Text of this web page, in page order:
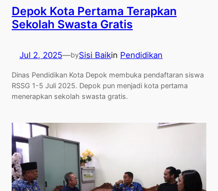
Depok Kota Pertama Terapkan
Sekolah Swasta Gratis
Jul 2, 2025—bySisi Baikin Pendidikan
Dinas Pendidikan Kota Depok membuka pendaftaran siswa
RSSG 1-5 Juli 2025. Depok pun menjadi kota pertama
menerapkan sekolah swasta gratis.